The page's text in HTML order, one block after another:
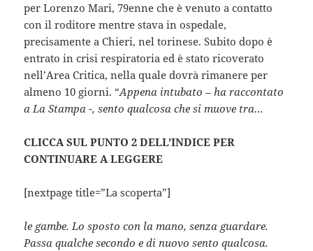
per Lorenzo Mari, 79enne che è venuto a contatto
con il roditore mentre stava in ospedale,
precisamente a Chieri, nel torinese. Subito dopo è
entrato in crisi respiratoria ed è stato ricoverato
nell’Area Critica, nella quale dovrà rimanere per
almeno 10 giorni. “Appena intubato – ha raccontato
a La Stampa -, sento qualcosa che si muove tra…
CLICCA SUL PUNTO 2 DELL’INDICE PER
CONTINUARE A LEGGERE
[nextpage title=”La scoperta”]
le gambe. Lo sposto con la mano, senza guardare.
Passa qualche secondo e di nuovo sento qualcosa.